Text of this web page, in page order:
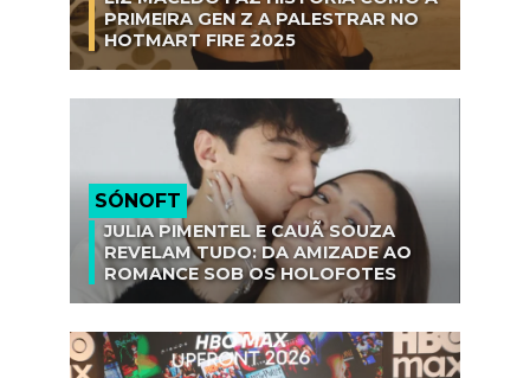
PRIMEIRA GEN Z A PALESTRAR NO
HOTMART FIRE 2025
SÓNOFT
JULIA PIMENTEL E CAUÃ SOUZA
REVELAM TUDO: DA AMIZADE AO
ROMANCE SOB OS HOLOFOTES